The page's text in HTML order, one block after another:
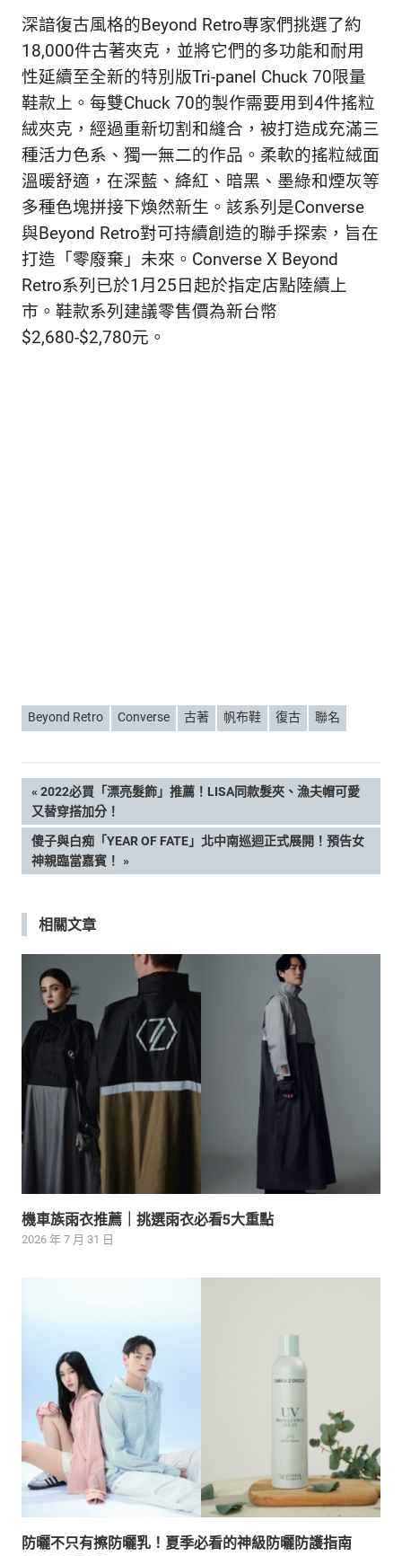
深諳復古風格的Beyond Retro專家們挑選了約
18,000件古著夾克，並將它們的多功能和耐用
性延續至全新的特別版Tri-panel Chuck 70限量
鞋款上。每雙Chuck 70的製作需要用到4件搖粒
絨夾克，經過重新切割和縫合，被打造成充滿三
種活力色系、獨一無二的作品。柔軟的搖粒絨面
溫暖舒適，在深藍、絳紅、暗黑、墨綠和煙灰等
多種色塊拼接下煥然新生。該系列是Converse
與Beyond Retro對可持續創造的聯手探索，旨在
打造「零廢棄」未來。Converse X Beyond
Retro系列已於1月25日起於指定店點陸續上
市。鞋款系列建議零售價為新台幣
$2,680-$2,780元。
Beyond Retro Converse 古著 帆布鞋 復古 聯名
文
章
導
覽
PREVIOUS
POST:
2022必買「漂亮髮飾」推薦！LISA同款髮夾、漁夫帽可愛
又替穿搭加分！
NEXT
POST:
傻子與白痴「YEAR OF FATE」北中南巡迴正式展開！預告女
神親臨當嘉賓！
相關文章
機車族雨衣推薦｜挑選雨衣必看5大重點
2026 年 7 月 31 日
防曬不只有擦防曬乳！夏季必看的神級防曬防護指南